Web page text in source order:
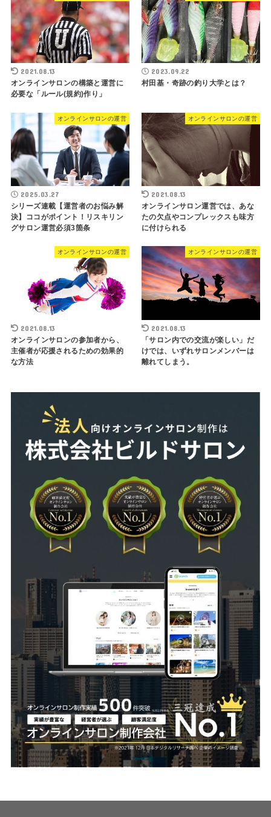
2021.08.13
オンラインサロンの構築と運営に
必要な「ルール(規約)作り」
2023.09.22
村田基・奇跡の釣り大学とは？
オンラインサロンの運営
2025.03.27
シリーズ連載【運営者のお悩み解
決】ココがポイント！リスキリン
グサロン運営必須3箇条
オンラインサロンの運営
2021.08.13
オンラインサロン運営では、あな
たの欠点やコンプレックスも味方
に付けられる
オンラインサロンの運営
2021.08.13
オンラインサロンの参加者から、
主催者が応援されるための効果的
な方法
オンラインサロンの運営
2021.08.13
「サロン内での交流が楽しい」だ
けでは、いずれサロンメンバーは
離れてしまう。